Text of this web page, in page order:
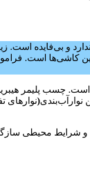
و بی‌فایده
کاشی‌ها است.
نوارآب‌بندی(نوارهای